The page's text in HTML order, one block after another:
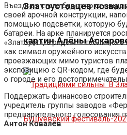
Златоустовцев
картин Алёны
Въездная стела будет ярко
своей арочной конструкции,
помощью подсветки, которую
батареи. На арке планируется
«Златоуст», а рядом — табличка
как символ оружейного
проезжающих мимо туристов
экспозицию с QR-кодом, где
о городе и его
Поддержать финансово
учредитель группы заводов
предварительного голосования
Антон Ковалёв.